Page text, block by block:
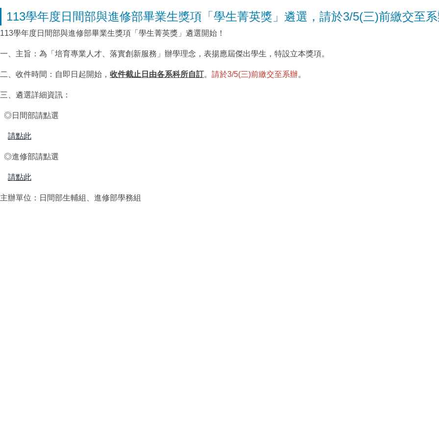
113學年度日間部與進修部畢業生獎項「學生菁英獎」遴選，請於3/5(三)前繳交至
113學年度日間部與進修部畢業生獎項「學生菁英獎」遴選開始！
一、主旨：為「培育專業人才、落實創新服務」辦學理念，表揚應屆傑出學生，特設立本獎項。
二、收件時間：自即日起開始， 收件截止日由各系科所自訂。 請於3/5(三)前繳交至系辦。
三、遴選詳細資訊：
◎日間部請點選
請點此
◎進修部請點選
請點此
主辦單位：日間部生輔組、進修部學務組